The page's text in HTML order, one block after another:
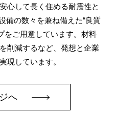
心して長く住める耐震性と
備の数々を兼ね備えた“良質
をご用意しています。材料
削減するなど、発想と企業
現しています。
へ